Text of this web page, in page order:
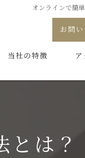
オンラインで簡
お問
当社の特徴
制作 は？